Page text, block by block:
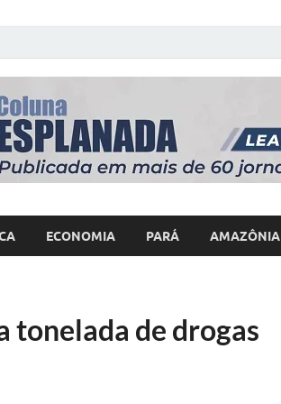
ECONOMIA PARÁ AMAZÔNIA
tonelada de drogas